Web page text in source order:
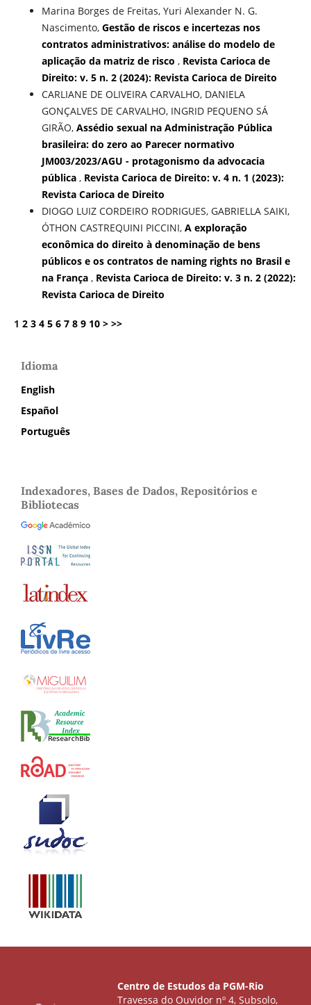
Marina Borges de Freitas, Yuri Alexander N. G.
Nascimento, Gestão de riscos e incertezas nos
contratos administrativos: análise do modelo de
aplicação da matriz de risco , Revista Carioca de
Direito: v. 5 n. 2 (2024): Revista Carioca de Direito
CARLIANE DE OLIVEIRA CARVALHO, DANIELA
GONÇALVES DE CARVALHO, INGRID PEQUENO SÁ
GIRÃO, Assédio sexual na Administração Pública
brasileira: do zero ao Parecer normativo
JM003/2023/AGU - protagonismo da advocacia
pública , Revista Carioca de Direito: v. 4 n. 1 (2023):
Revista Carioca de Direito
DIOGO LUIZ CORDEIRO RODRIGUES, GABRIELLA SAIKI,
ÓTHON CASTREQUINI PICCINI, A exploração
econômica do direito à denominação de bens
públicos e os contratos de naming rights no Brasil e
na França , Revista Carioca de Direito: v. 3 n. 2 (2022):
Revista Carioca de Direito
1 2 3 4 5 6 7 8 9 10 > >>
Idioma
English
Español
Português
Indexadores, Bases de Dados, Repositórios e
Bibliotecas
Centro de Estudos da PGM-Rio
Travessa do Ouvidor nº 4, Subsolo,